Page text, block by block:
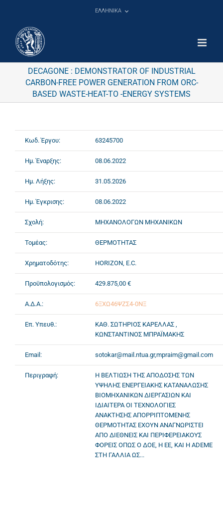
ΕΛΛΗΝΙΚΑ
DECAGONE : DEMONSTRATOR OF INDUSTRIAL
CARBON-FREE POWER GENERATION FROM ORC-
BASED WASTE-HEAT-TO -ENERGY SYSTEMS
Κωδ. Έργου: 63245700
Ημ. Έναρξης: 08.06.2022
Ημ. Λήξης: 31.05.2026
Ημ. Έγκρισης: 08.06.2022
Σχολή: ΜΗΧΑΝΟΛΟΓΩΝ ΜΗΧΑΝΙΚΩΝ
Τομέας: ΘΕΡΜΟΤΗΤΑΣ
Χρηματοδότης: HORIZON, E.C.
Προϋπολογισμός: 429.875,00 €
Α.Δ.Α.: 6ΞΧΩ46ΨΖΣ4-0ΝΞ
Επ. Υπευθ.:
ΚΑΘ. ΣΩΤΗΡΙΟΣ ΚΑΡΕΛΛΑΣ ,
ΚΩΝΣΤΑΝΤΙΝΟΣ ΜΠΡΑΪΜΑΚΗΣ
Email: sotokar@mail.ntua.gr,mpraim@gmail.com
Περιγραφή:
Η ΒΕΛΤΙΩΣΗ ΤΗΣ ΑΠΟΔΟΣΗΣ ΤΩΝ
ΥΨΗΛΗΣ ΕΝΕΡΓΕΙΑΚΗΣ ΚΑΤΑΝΑΛΩΣΗΣ
ΒΙΟΜΗΧΑΝΙΚΩΝ ΔΙΕΡΓΑΣΙΩΝ ΚΑΙ
ΙΔΙΑΙΤΕΡΑ ΟΙ ΤΕΧΝΟΛΟΓΙΕΣ
ΑΝΑΚΤΗΣΗΣ ΑΠΟΡΡΙΠΤΟΜΕΝΗΣ
ΘΕΡΜΟΤΗΤΑΣ ΕΧΟΥΝ ΑΝΑΓΝΩΡΙΣΤΕΙ
ΑΠΟ ΔΙΕΘΝΕΙΣ ΚΑΙ ΠΕΡΙΦΕΡΕΙΑΚΟΥΣ
ΦΟΡΕΙΣ ΟΠΩΣ Ο ΔΟΕ, Η ΕΕ, ΚΑΙ Η ADEME
ΣΤΗ ΓΑΛΛΙΑ ΩΣ...